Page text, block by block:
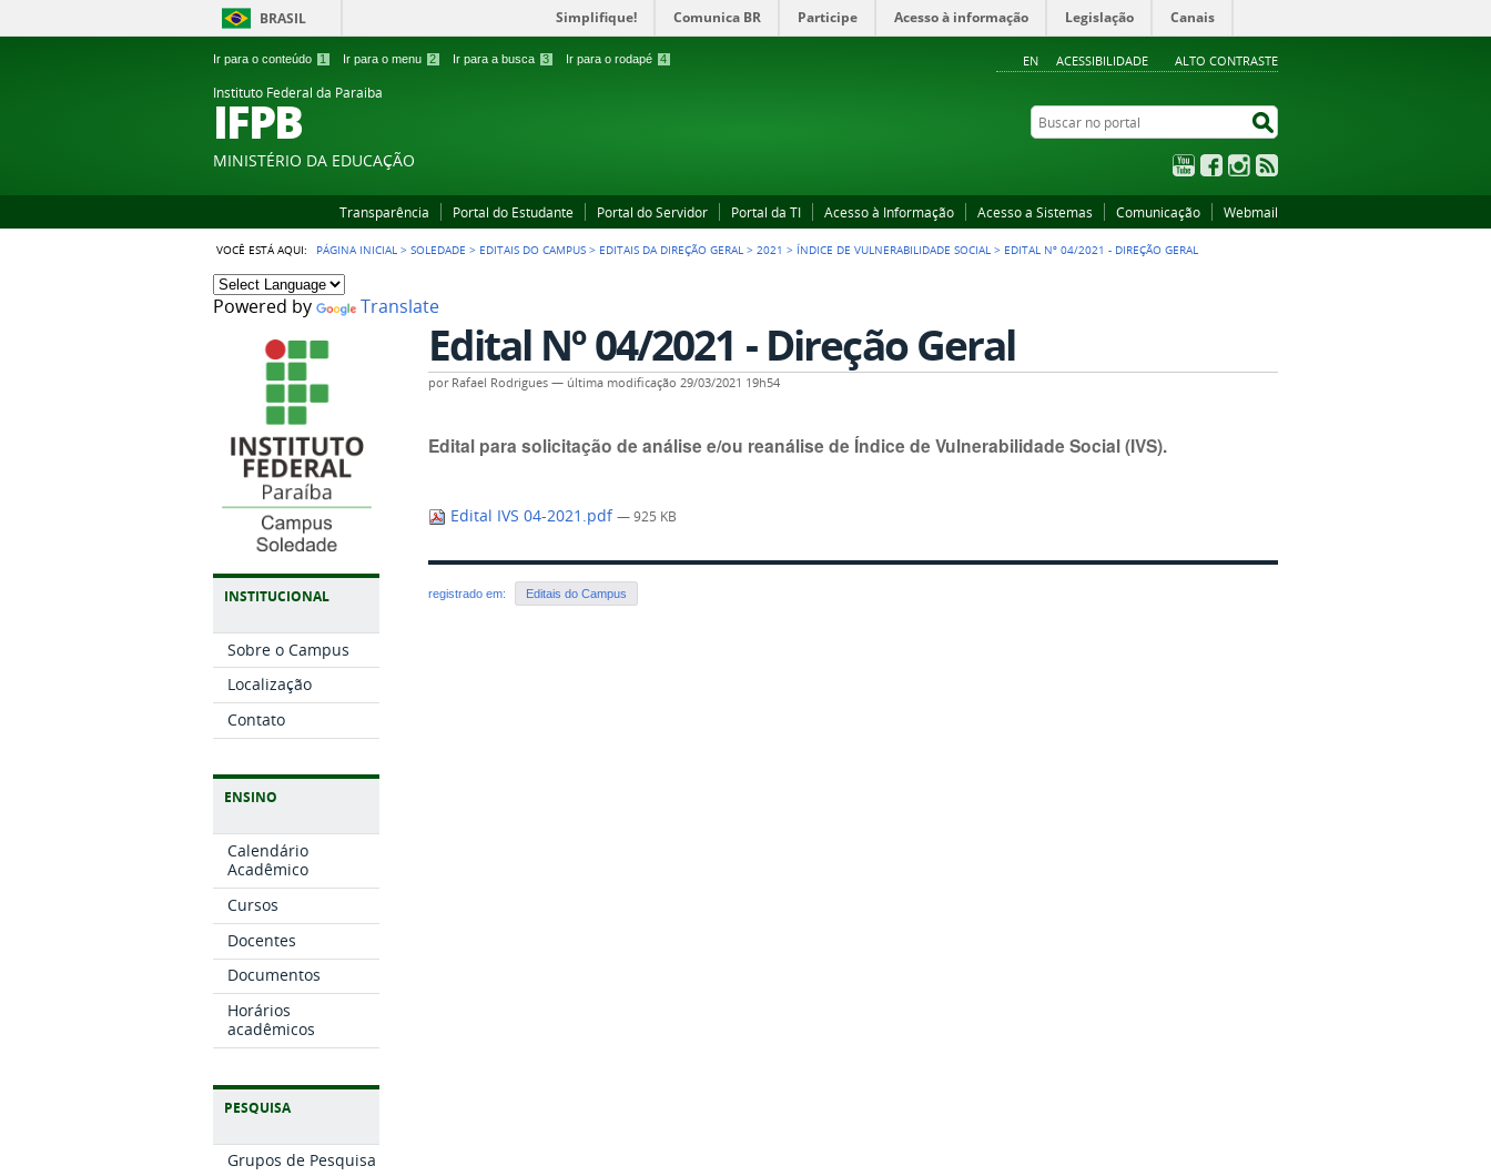
BRASIL Simplifique! Comunica BR Participe Acesso à informação Legislação Canais
Ir para o conteúdo 1 Ir para o menu 2 Ir para a busca 3 Ir para o rodapé 4 EN ACESSIBILIDADE ALTO CONTRASTE
Instituto Federal da Paraiba
IFPB
MINISTÉRIO DA EDUCAÇÃO
Buscar no portal
YouTubeFacebookInstagram
Transparência Portal do Estudante Portal do Servidor Portal da TI Acesso à Informação Acesso a Sistemas Comunicação Webmail
VOCÊ ESTÁ AQUI: PÁGINA INICIAL >SOLEDADE > EDITAIS DO CAMPUS > EDITAIS DA DIREÇÃO GERAL >2021 > ÍNDICE DE VULNERABILIDADE SOCIAL > EDITAL Nº 04/2021 - DIREÇÃO GERAL
Powered by Translate
INSTITUCIONAL
Sobre o Campus
Localização
Contato
ENSINO
Calendário
Acadêmico
Cursos
Docentes
Documentos
Horários
acadêmicos
PESQUISA
Grupos de Pesquisa
Edital Nº 04/2021 - Direção Geral
por Rafael Rodrigues — última modificação 29/03/2021 19h54
Edital para solicitação de análise e/ou reanálise de Índice de Vulnerabilidade Social (IVS).
Edital IVS 04-2021.pdf— 925 KB
registrado em: Editais do Campus